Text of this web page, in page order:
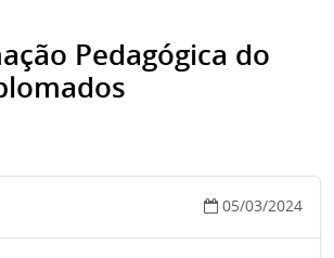
Pedagógica do
05/03/2024